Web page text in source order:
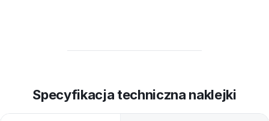
Specyfikacja techniczna naklejki